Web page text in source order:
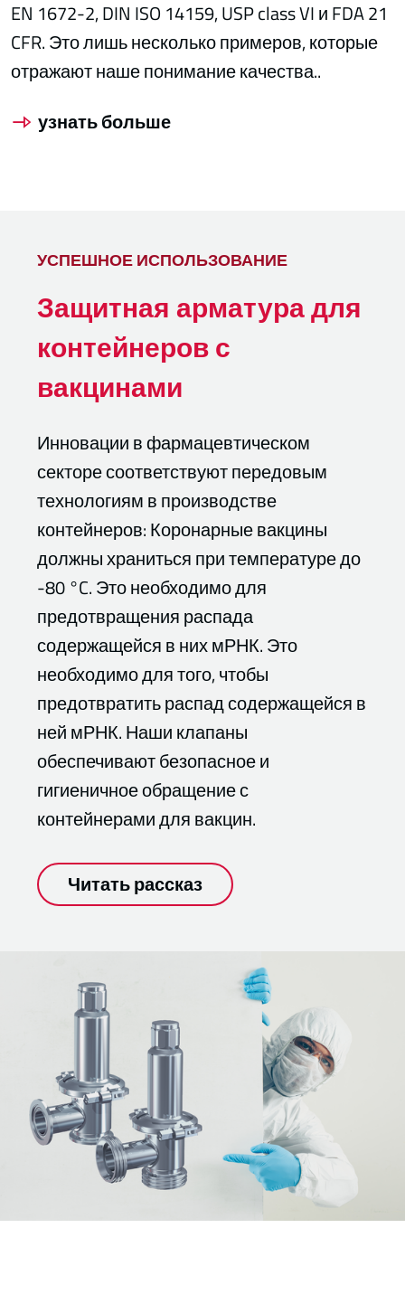
EN 1672-2, DIN ISO 14159, USP class VI и FDA 21
CFR. Это лишь несколько примеров, которые
отражают наше понимание качества..
узнать больше
УСПЕШНОЕ ИСПОЛЬЗОВАНИЕ
Защитная арматура для
контейнеров с
вакцинами
Инновации в фармацевтическом
секторе соответствуют передовым
технологиям в производстве
контейнеров: Коронарные вакцины
должны храниться при температуре до
-80 °C. Это необходимо для
предотвращения распада
содержащейся в них мРНК. Это
необходимо для того, чтобы
предотвратить распад содержащейся в
ней мРНК. Наши клапаны
обеспечивают безопасное и
гигиеничное обращение с
контейнерами для вакцин.
Читать рассказ